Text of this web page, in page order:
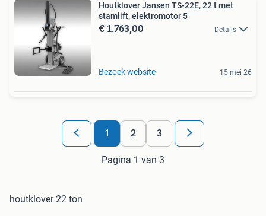
Houtklover Jansen TS-22E, 22 t met
stamlift, elektromotor 5
€ 1.763,00 Details
Bezoek website 15 mei 26
1 2 3
Pagina 1 van 3
houtklover 22 ton